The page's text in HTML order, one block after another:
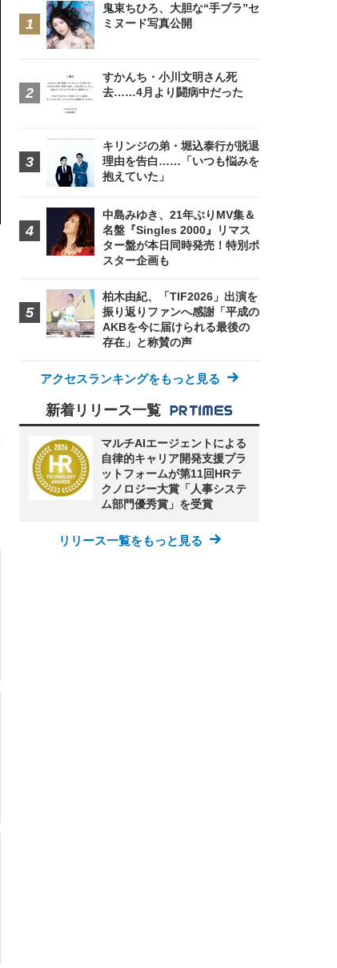
鬼束ちひろ、大胆な“手ブラ”セ
ミヌード写真公開
すかんち・小川文明さん死
去……4月より闘病中だった
キリンジの弟・堀込泰行が脱退
理由を告白……「いつも悩みを
抱えていた」
中島みゆき、21年ぶりMV集＆
名盤『Singles 2000』リマス
ター盤が本日同時発売！特別ポ
スター企画も
柏木由紀、「TIF2026」出演を
振り返りファンへ感謝「平成の
AKBを今に届けられる最後の
存在」と称賛の声
アクセスランキングをもっと見る
新着リリース一覧
マルチAIエージェントによる
自律的キャリア開発支援プラ
ットフォームが第11回HRテ
クノロジー大賞「人事システ
ム部門優秀賞」を受賞
リリース一覧をもっと見る